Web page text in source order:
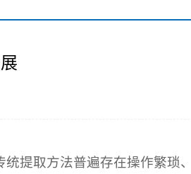
提取方法普遍存在操作繁琐